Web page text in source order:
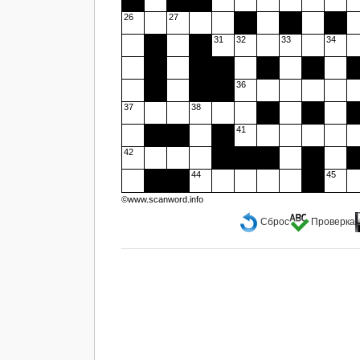
Сброс Проверка
26 27
31 32 33 34
36
37 38
41
42
44 45
©www.scanword.info